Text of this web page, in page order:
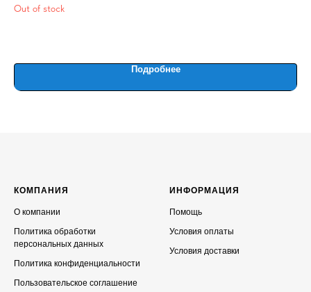
Out of stock
Подробнее
КОМПАНИЯ
О компании
Политика обработки
персональных данных
Политика конфиденциальности
Пользовательское соглашение
ИНФОРМАЦИЯ
Помощь
Условия оплаты
Условия доставки